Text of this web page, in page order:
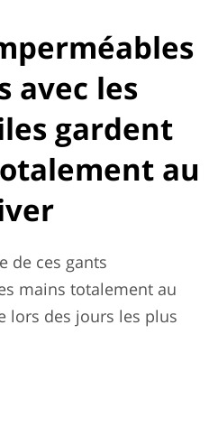
avec les
gardent
au
de ces gants
mains totalement au
lors des jours les plus